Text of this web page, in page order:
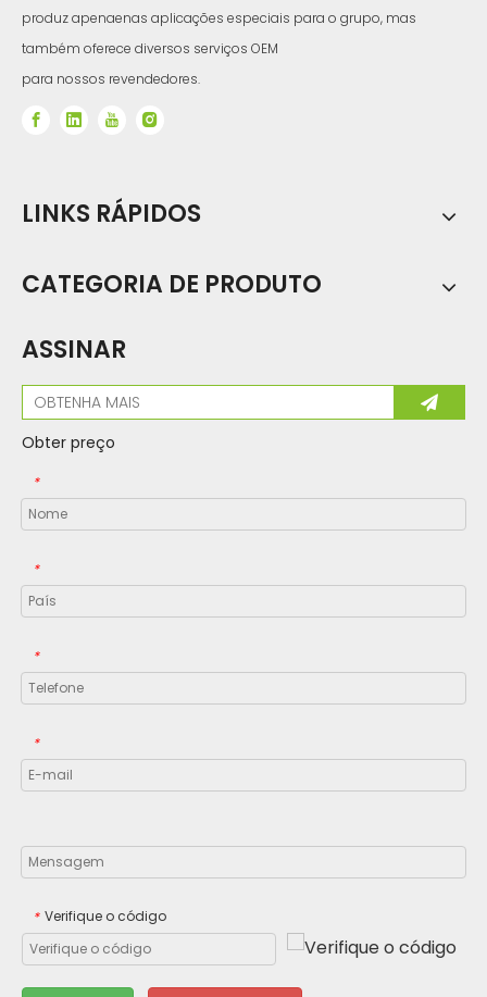
produz apenaenas aplicações especiais para o grupo, mas
também oferece diversos serviços OEM
para nossos revendedores.
LINKS RÁPIDOS
CATEGORIA DE PRODUTO
ASSINAR
Obter preço
*
*
*
*
* Verifique o código